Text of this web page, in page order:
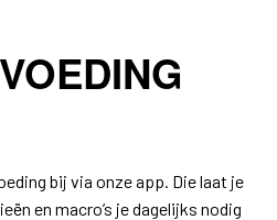
bij via onze app. Die laat je
en macro’s je dagelijks nodig